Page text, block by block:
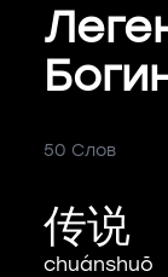
50 Слов
传说
chuánshuō